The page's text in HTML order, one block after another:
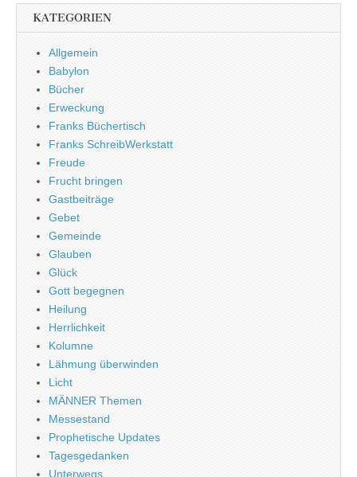
KATEGORIEN
Allgemein
Babylon
Bücher
Erweckung
Franks Büchertisch
Franks SchreibWerkstatt
Freude
Frucht bringen
Gastbeiträge
Gebet
Gemeinde
Glauben
Glück
Gott begegnen
Heilung
Herrlichkeit
Kolumne
Lähmung überwinden
Licht
MÄNNER Themen
Messestand
Prophetische Updates
Tagesgedanken
Unterwegs